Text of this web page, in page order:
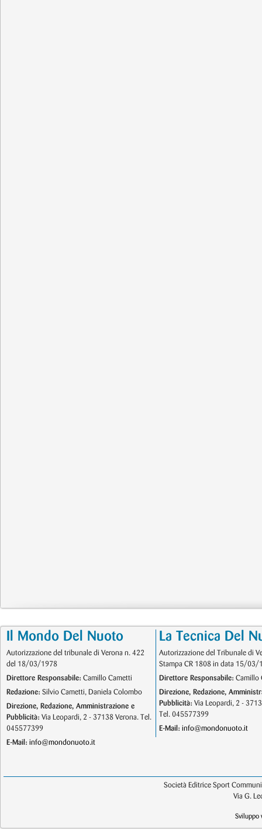
Il Mondo Del Nuoto
Autorizzazione del tribunale di Verona n. 422
del 18/03/1978
Direttore Responsabile: Camillo Cametti
Redazione: Silvio Cametti, Daniela Colombo
Direzione, Redazione, Amministrazione e
Pubblicità: Via Leopardi, 2 - 37138 Verona. Tel.
045577399
E-Mail: info@mondonuoto.it
La Tecnica Del
Autorizzazione del Tribunale di
Stampa CR 1808 in data 15/03/
Direttore Responsabile: Camillo
Direzione, Redazione,
Pubblicità: Via Leopardi, 2 -
Tel. 045577399
E-Mail: info@mondonuoto.it
Società Editrice Sport
Via G.
Sviluppo